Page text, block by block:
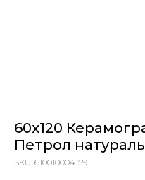
60x120
Петрол
SKU: 610010004159